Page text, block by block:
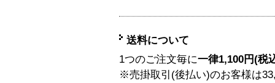
送料について
1つのご注文毎に一律1,100円(税
※売掛取引(後払い)のお客様は